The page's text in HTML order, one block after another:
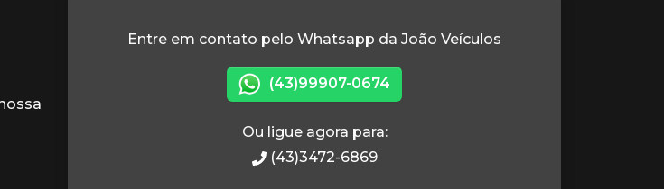
Entre em contato pelo Whatsapp da João Veículos
(43)99907-0674
Ou ligue agora para:
(43)3472-6869